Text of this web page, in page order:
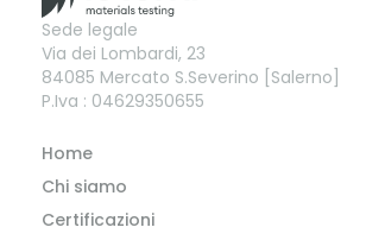
Sede legale
Via dei Lombardi, 23
84085 Mercato S.Severino [Salerno]
P.Iva : 04629350655
Home
Chi siamo
Certificazioni